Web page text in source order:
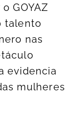
GOYAZ
talento
nas
evidencia
mulheres